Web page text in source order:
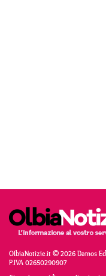
OlbiaNotizie.it © 2026 Damos
P.IVA 02650290907